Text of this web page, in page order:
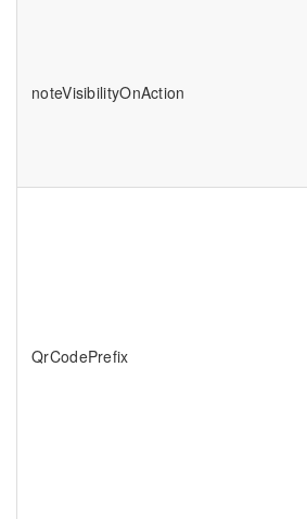
noteVisibilityOnAction
QrCodePrefix